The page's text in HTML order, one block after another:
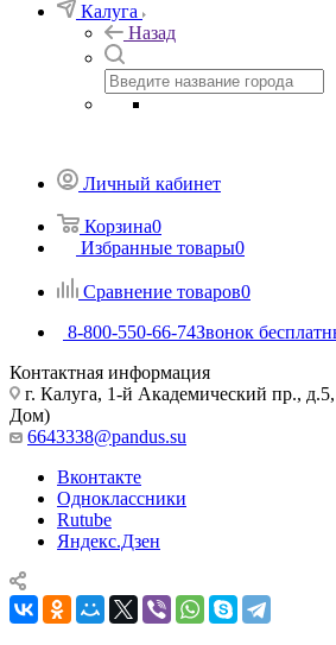
Калуга
Назад
Личный кабинет
Корзина0
Избранные товары0
Сравнение товаров0
8-800-550-66-74Звонок
Контактная информация
г. Калуга, 1-й Академический пр.,
Дом)
6643338@pandus.su
Вконтакте
Одноклассники
Rutube
Яндекс.Дзен